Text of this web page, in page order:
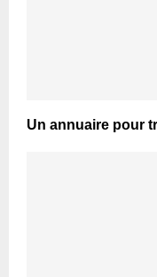
Un annuaire pour